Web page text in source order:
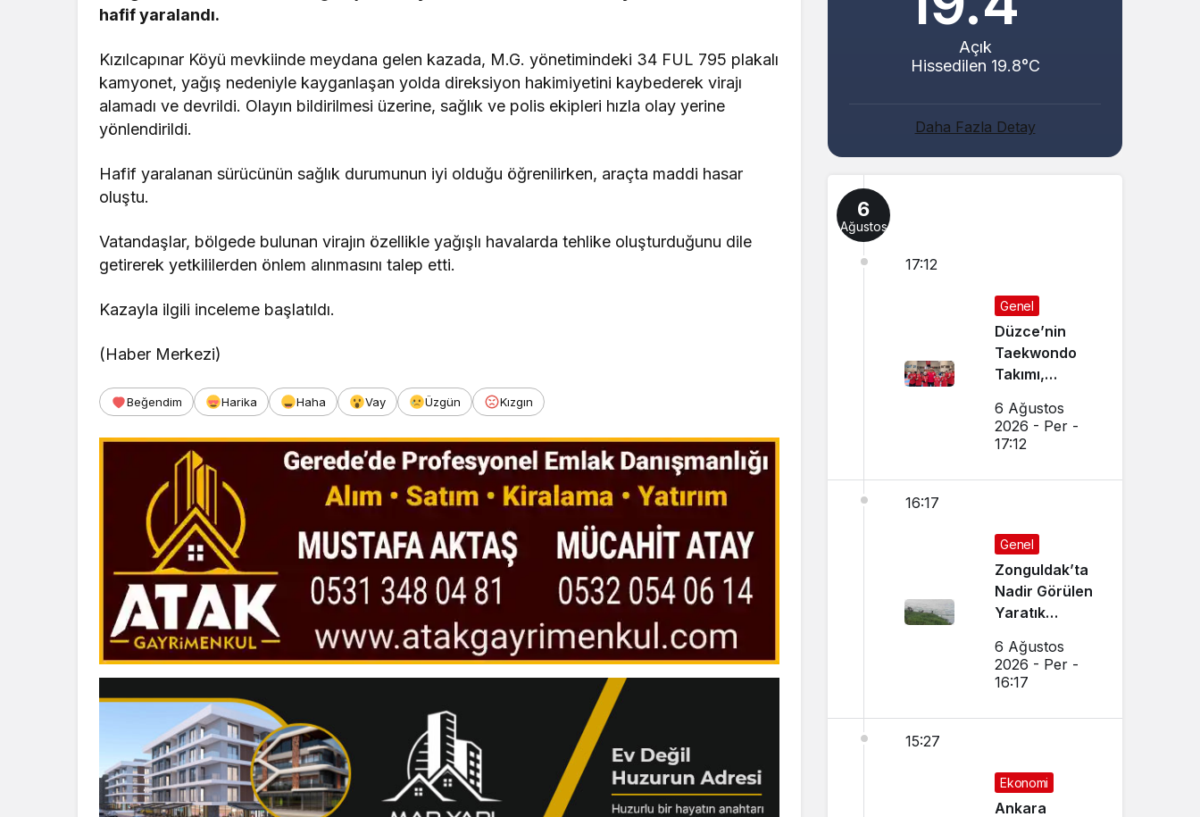
hafif yaralandı.
Kızılcapınar Köyü mevkiinde meydana gelen kazada, M.G. yönetimindeki 34 FUL 795 plakalı
kamyonet, yağış nedeniyle kayganlaşan yolda direksiyon hakimiyetini kaybederek virajı
alamadı ve devrildi. Olayın bildirilmesi üzerine, sağlık ve polis ekipleri hızla olay yerine
yönlendirildi.
Hafif yaralanan sürücünün sağlık durumunun iyi olduğu öğrenilirken, araçta maddi hasar
oluştu.
Vatandaşlar, bölgede bulunan virajın özellikle yağışlı havalarda tehlike oluşturduğunu dile
getirerek yetkililerden önlem alınmasını talep etti.
Kazayla ilgili inceleme başlatıldı.
(Haber Merkezi)
Beğendim Harika Haha Vay Üzgün Kızgın
Açık
Hissedilen 19.8°C
Daha Fazla Detay
6
Ağustos
17:12
Genel
Düzce’nin
Taekwondo
Takımı,
Başarı
Sağladı
6 Ağustos
2026 - Per -
17:12
16:17
Genel
Zonguldak’ta
Nadir Görülen
Yaratık
6 Ağustos
2026 - Per -
16:17
15:27
Ekonomi
Ankara